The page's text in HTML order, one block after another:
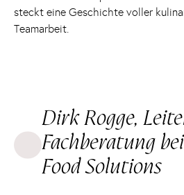
steckt eine Geschichte voller
Teamarbeit.
Dirk Rogge,
Fachberatung
Food Solutions